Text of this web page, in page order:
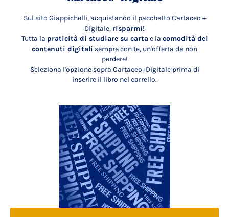
Sul sito Giappichelli, acquistando il pacchetto Cartaceo +
Digitale, risparmi!
Tutta la praticità di studiare su carta e la comodità dei
contenuti digitali sempre con te, un'offerta da non
perdere!
Seleziona l'opzione sopra Cartaceo+Digitale prima di
inserire il libro nel carrello.